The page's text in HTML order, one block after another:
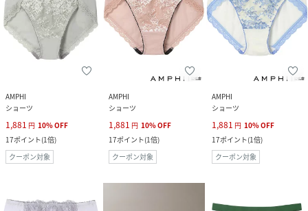
AMPHI
ショーツ
1,881 円 10%OFF
17ポイント(1倍)
クーポン対象
AMPHI
ショーツ
1,881 円 10%OFF
17ポイント(1倍)
クーポン対象
AMPHI
ショーツ
1,881 円 10%OFF
17ポイント(1倍)
クーポン対象